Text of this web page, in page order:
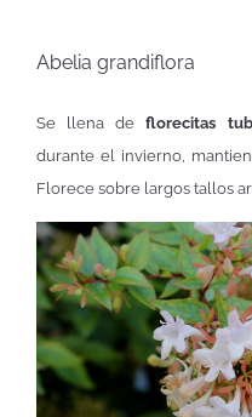
Abelia grandiflora
Se llena deflorecitas
durante el invierno,
Florece sobre largos tallos